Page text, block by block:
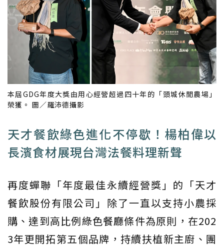
本屆GDG年度大獎由用心經營超過四十年的「頭城休閒農場」
榮獲。 圖／羅沛德攝影
天才餐飲綠色進化不停歇！楊柏偉以
長濱食材展現台灣法餐料理新聲
再度蟬聯「年度最佳永續經營獎」的「天才
餐飲股份有限公司」除了一直以支持小農採
購、達到高比例綠色餐廳條件為原則，在202
3年更開拓第五個品牌，持續扶植新主廚、團